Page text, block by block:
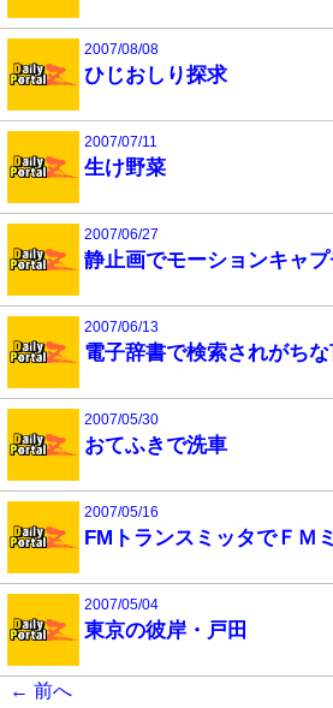
2007/08/08
ひじおしり探求
2007/07/11
生け野菜
2007/06/27
静止画でモーションキャ
2007/06/13
電子辞書で検索されがち
2007/05/30
おてふきで洗車
2007/05/16
FMトランスミッタでＦＭ
2007/05/04
東京の彼岸・戸田
← 前へ